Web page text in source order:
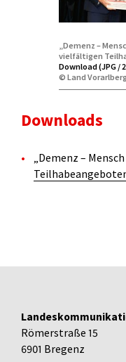
„Demenz –
vielfältigen
Download (JPG /
© Land
Downloads
„Demenz –
Römerstraße 15
6901 Bregenz